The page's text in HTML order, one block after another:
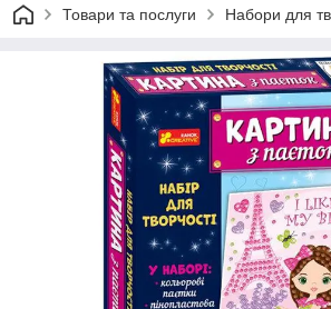
Товари та послуги Набори для